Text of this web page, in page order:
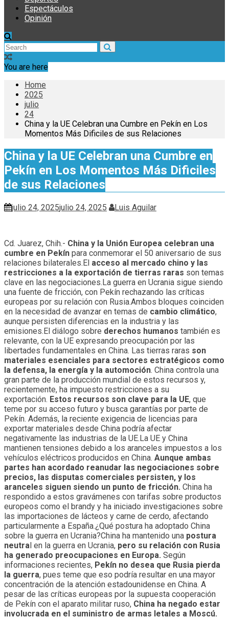
Espectáculos
Opinión
You are here
Home
2025
julio
24
China y la UE Celebran una Cumbre en Pekín en Los
Momentos Más Dificiles de sus Relaciones
China y la UE Celebran una Cumbre en
Pekín en Los Momentos Más Dificiles
de sus Relaciones
julio 24, 2025julio 24, 2025 Luis Aguilar
Cd. Juarez, Chih.- China y la Unión Europea celebran una
cumbre en Pekín para conmemorar el 50 aniversario de sus
relaciones bilaterales.El acceso al mercado chino y las
restricciones a la exportación de tierras raras son temas
clave en las negociaciones.La guerra en Ucrania sigue siendo
una fuente de fricción, con Pekín rechazando las críticas
europeas por su relación con Rusia.Ambos bloques coinciden
en la necesidad de avanzar en temas de cambio climático,
aunque persisten diferencias en la industria y las
emisiones.El diálogo sobre derechos humanos también es
relevante, con la UE expresando preocupación por las
libertades fundamentales en China. Las tierras raras son
materiales esenciales para sectores estratégicos como
la defensa, la energía y la automoción. China controla una
gran parte de la producción mundial de estos recursos y,
recientemente, ha impuesto restricciones a su
exportación. Estos recursos son clave para la UE, que
teme por su acceso futuro y busca garantías por parte de
Pekín. Además, la reciente exigencia de licencias para
exportar materiales desde China podría afectar
negativamente las industrias de la UE.La UE y China
mantienen tensiones debido a los aranceles impuestos a los
vehículos eléctricos producidos en China. Aunque ambas
partes han acordado reanudar las negociaciones sobre
precios, las disputas comerciales persisten, y los
aranceles siguen siendo un punto de fricción. China ha
respondido a estos gravámenes con tarifas sobre productos
europeos como el brandy y ha iniciado investigaciones sobre
las importaciones de lácteos y carne de cerdo, afectando
particularmente a España.¿Qué postura ha adoptado China
sobre la guerra en Ucrania?China ha mantenido una postura
neutral en la guerra en Ucrania, pero su relación con Rusia
ha generado preocupaciones en Europa. Según
informaciones recientes, Pekín no desea que Rusia pierda
la guerra, pues teme que eso podría resultar en una mayor
concentración de la atención estadounidense en China. A
pesar de las críticas europeas por la supuesta cooperación
de Pekín con el aparato militar ruso, China ha negado estar
involucrada en el suministro de armas letales a Moscú.